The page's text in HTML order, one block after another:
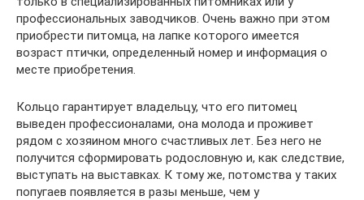
профессиональных заводчиков. Очень важно при этом
приобрести питомца, на лапке которого имеется
возраст птички, определенный номер и информация о
месте приобретения.
Кольцо гарантирует владельцу, что его питомец
выведен профессионалами, она молода и проживет
рядом с хозяином много счастливых лет. Без него не
получится сформировать родословную и, как следствие,
выступать на выставках. К тому же, потомства у таких
попугаев появляется в разы меньше, чем у